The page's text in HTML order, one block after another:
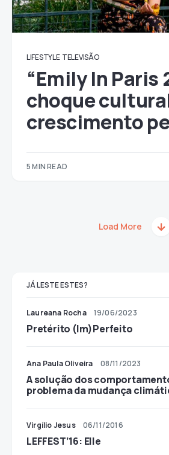
LIFESTYLE TELEVISÃO
“Emily In Paris
choque
crescimento
5 MIN READ
Load More
JÁ LESTE ESTES?
Laureana Rocha 19/06/2023
Pretérito (Im)Perfeito
Ana Paula Oliveira 08/11/2023
A solução dos
problema da mudança
Virgílio Jesus 06/11/2016
LEFFEST’16: Elle